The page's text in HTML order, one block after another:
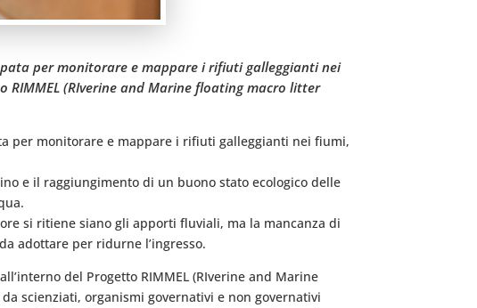
per monitorare e mappare i rifiuti galleggianti nei
(RIverine and Marine floating macro litter
per monitorare e mappare i rifiuti galleggianti nei fiumi,
e il raggiungimento di un buono stato ecologico delle
si ritiene siano gli apporti fluviali, ma la mancanza di
adottare per ridurne l’ingresso.
del Progetto RIMMEL (RIverine and Marine
scienziati, organismi governativi e non governativi